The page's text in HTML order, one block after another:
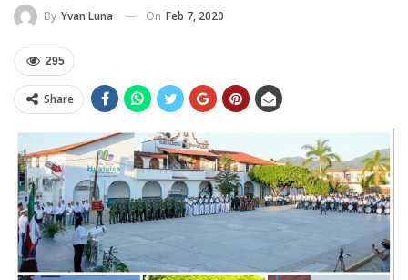
By Yvan Luna On Feb 7, 2020
295
Share